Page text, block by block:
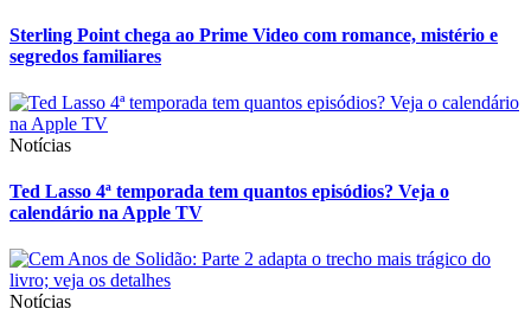
Sterling Point chega ao Prime Video com romance, mistério e
segredos familiares
Notícias
Ted Lasso 4ª temporada tem quantos episódios? Veja o
calendário na Apple TV
Notícias